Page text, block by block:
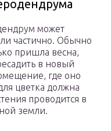
может
частично. Обычно
пришла весна,
в новый
где оно
цветка должна
проводится в
земли.